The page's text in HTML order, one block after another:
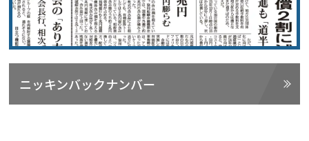
ニッキンバックナンバー